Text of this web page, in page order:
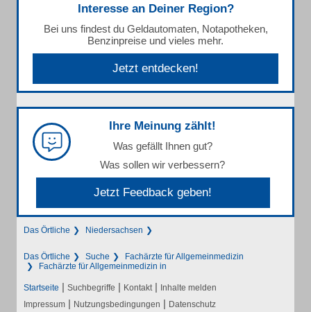
Interesse an Deiner Region?
Bei uns findest du Geldautomaten, Notapotheken,
Benzinpreise und vieles mehr.
Jetzt entdecken!
Ihre Meinung zählt!
Was gefällt Ihnen gut?
Was sollen wir verbessern?
Jetzt Feedback geben!
Das Örtliche Niedersachsen
Das Örtliche Suche
Fachärzte für Allgemeinmedizin
Fachärzte für Allgemeinmedizin in
Startseite | Suchbegriffe | Kontakt | Inhalte melden
Impressum | Nutzungsbedingungen | Datenschutz